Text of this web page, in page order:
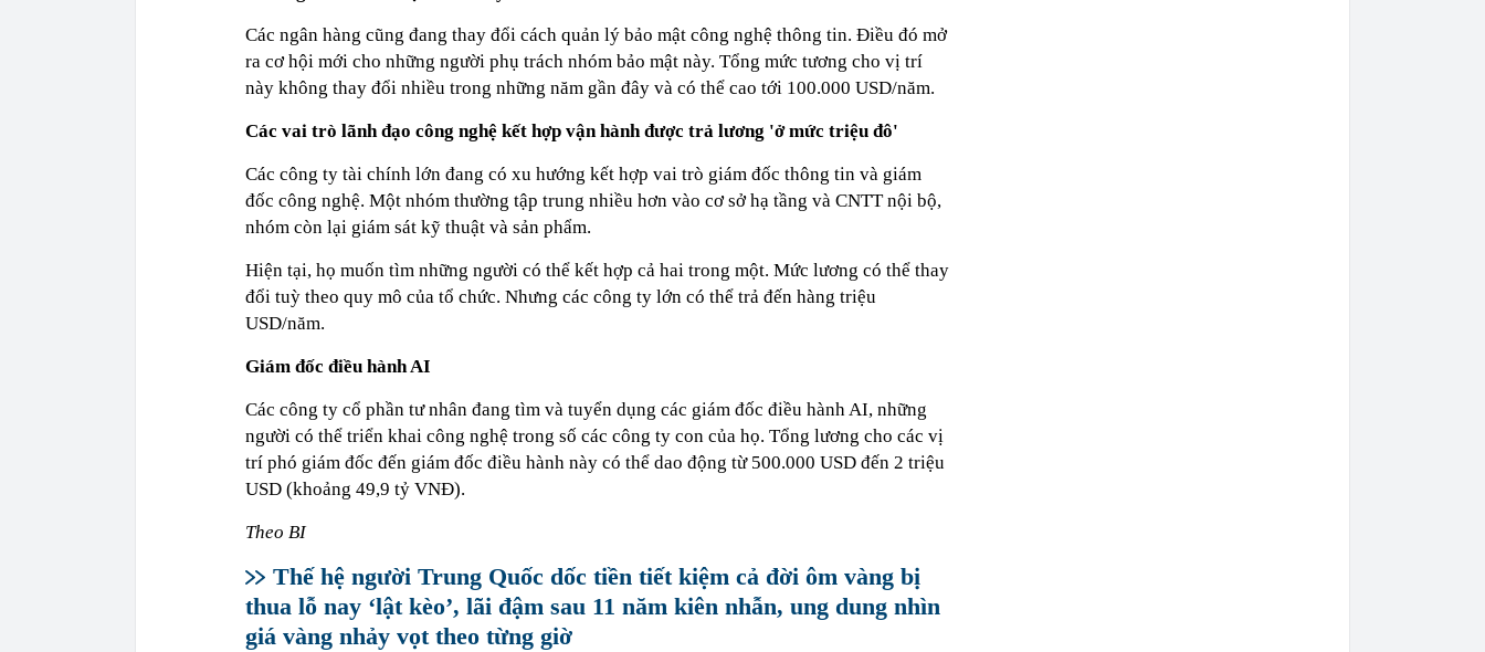
Các ngân hàng cũng đang thay đổi cách quản lý bảo mật công nghệ thông tin. Điều đó mở
ra cơ hội mới cho những người phụ trách nhóm bảo mật này. Tổng mức tương cho vị trí
này không thay đổi nhiều trong những năm gần đây và có thể cao tới 100.000 USD/năm.
Các vai trò lãnh đạo công nghệ kết hợp vận hành được trả lương 'ở mức triệu đô'
Các công ty tài chính lớn đang có xu hướng kết hợp vai trò giám đốc thông tin và giám
đốc công nghệ. Một nhóm thường tập trung nhiều hơn vào cơ sở hạ tầng và CNTT nội bộ,
nhóm còn lại giám sát kỹ thuật và sản phẩm.
Hiện tại, họ muốn tìm những người có thể kết hợp cả hai trong một. Mức lương có thể thay
đổi tuỳ theo quy mô của tổ chức. Nhưng các công ty lớn có thể trả đến hàng triệu
USD/năm.
Giám đốc điều hành AI
Các công ty cổ phần tư nhân đang tìm và tuyển dụng các giám đốc điều hành AI, những
người có thể triển khai công nghệ trong số các công ty con của họ. Tổng lương cho các vị
trí phó giám đốc đến giám đốc điều hành này có thể dao động từ 500.000 USD đến 2 triệu
USD (khoảng 49,9 tỷ VNĐ).
Theo BI
Thế hệ người Trung Quốc dốc tiền tiết kiệm cả đời ôm vàng bị
thua lỗ nay ‘lật kèo’, lãi đậm sau 11 năm kiên nhẫn, ung dung nhìn
giá vàng nhảy vọt theo từng giờ